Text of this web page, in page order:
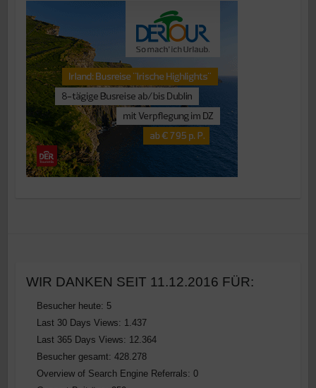
WIR DANKEN SEIT 11.12.2016 FÜR:
Besucher heute: 5
Last 30 Days Views: 1.437
Last 365 Days Views: 12.364
Besucher gesamt: 428.278
Overview of Search Engine Referrals: 0